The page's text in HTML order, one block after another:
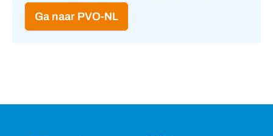
Ga naar PVO-NL